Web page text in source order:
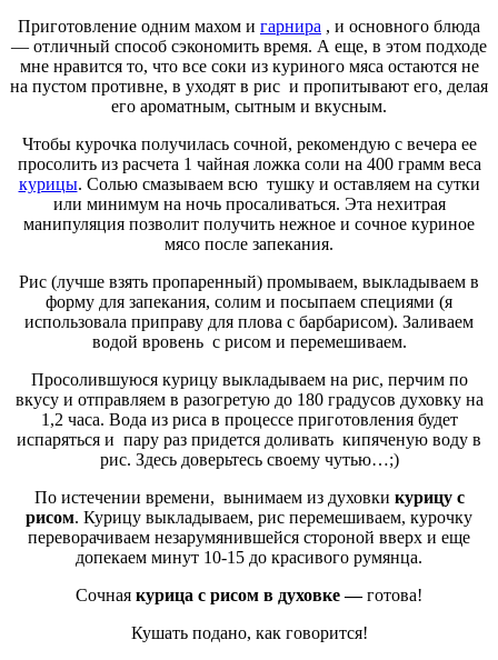
Приготовление одним махом и гарнира , и основного блюда
— отличный способ сэкономить время. А еще, в этом подходе
мне нравится то, что все соки из куриного мяса остаются не
на пустом противне, в уходят в рис и пропитывают его, делая
его ароматным, сытным и вкусным.
Чтобы курочка получилась сочной, рекомендую с вечера ее
просолить из расчета 1 чайная ложка соли на 400 грамм веса
курицы. Солью смазываем всю тушку и оставляем на сутки
или минимум на ночь просаливаться. Эта нехитрая
манипуляция позволит получить нежное и сочное куриное
мясо после запекания.
Рис (лучше взять пропаренный) промываем, выкладываем в
форму для запекания, солим и посыпаем специями (я
использовала приправу для плова с барбарисом). Заливаем
водой вровень с рисом и перемешиваем.
Просолившуюся курицу выкладываем на рис, перчим по
вкусу и отправляем в разогретую до 180 градусов духовку на
1,2 часа. Вода из риса в процессе приготовления будет
испаряться и пару раз придется доливать кипяченую воду в
рис. Здесь доверьтесь своему чутью…;)
По истечении времени, вынимаем из духовки курицу с
рисом. Курицу выкладываем, рис перемешиваем, курочку
переворачиваем незарумянившейся стороной вверх и еще
допекаем минут 10-15 до красивого румянца.
Сочная курица с рисом в духовке —готова!
Кушать подано, как говорится!